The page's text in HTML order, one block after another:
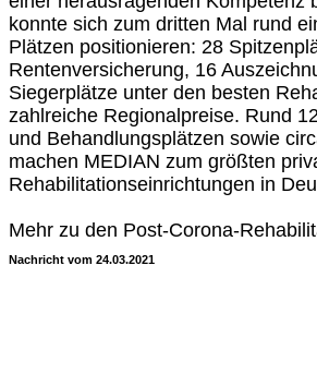
konnte sich zum dritten Mal rund
Plätzen positionieren: 28
Rentenversicherung, 16
Siegerplätze unter den besten
zahlreiche Regionalpreise. Rund
und Behandlungsplätzen sowie
machen MEDIAN zum größten
Rehabilitationseinrichtungen in
Mehr zu den Post-Corona-
Nachricht vom 24.03.2021